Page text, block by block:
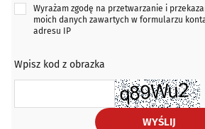
Wyrażam zgodę na przetwarzanie i
moich danych zawartych w formularzu
adresu IP
Wpisz kod z obrazka
WYŚLIJ